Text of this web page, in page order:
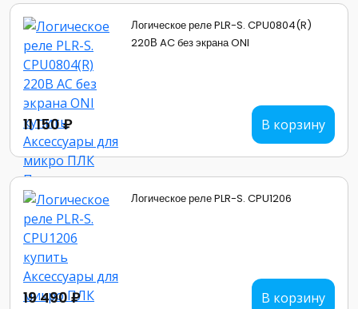
Логическое реле PLR-S. CPU0804(R)
220В AC без экрана ONI
11 150 ₽ В корзину
Логическое реле PLR-S. CPU1206
19 490 ₽ В корзину